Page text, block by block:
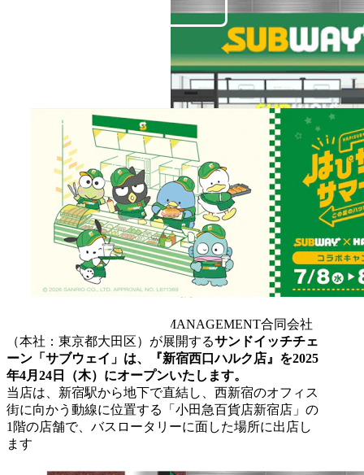
WATAMI FAST CASUAL MANAGEMENT合同会社
（本社：東京都大田区）が展開するサンドイッチチェ
ーン「サブウェイ」は、『新宿西口ハルク店』を2025
年4月24日（木）にオープンいたします。
当店は、新宿駅から地下で直結し、西新宿のオフィス
街に向かう動線に位置する「小田急百貨店新宿店」の
1階の店舗で、バスロータリーに面した場所に出店し
ます